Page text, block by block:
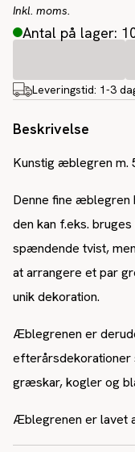
Inkl. moms.
Antal på lager:
Leveringstid: 1-3
Beskrivelse
Kunstig æblegren
Denne fine æblegren
den kan f.eks.
spændende tvist,
at arrangere et par
unik dekoration.
Æblegrenen er
efterårsdekorationer
græskar, kogler og
Æblegrenen er lavet